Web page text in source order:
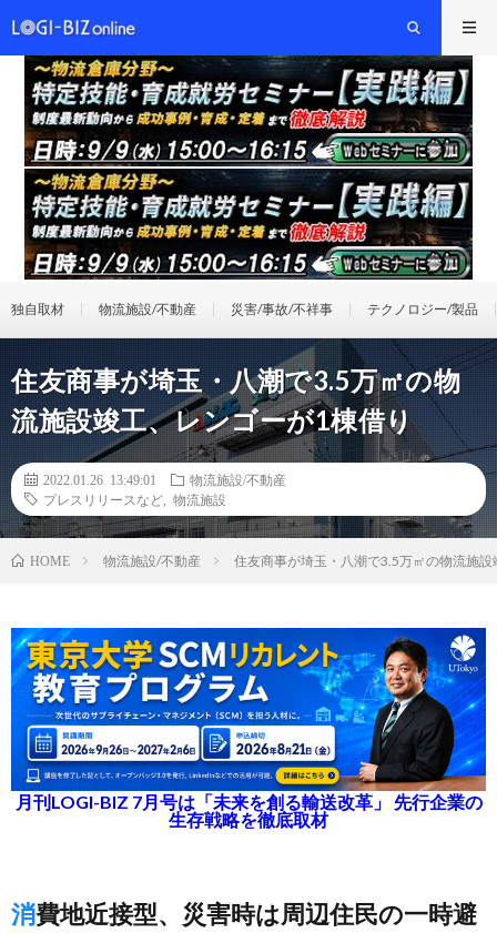
独自取材 物流施設/不動産 災害/事故/不祥事 テクノロジー/製品
住友商事が埼玉・八潮で3.5万㎡の物
流施設竣工、レンゴーが1棟借り
2022.01.26 13:49:01
物流施設/不動産
プレスリリースなど
物流施設
HOME 物流施設/不動産 住友商事が埼玉・八潮で3.5万㎡の物流施
月刊LOGI-BIZ 7月号は「未来を創る輸送改革」 先行企業の
生存戦略を徹底取材
消費地近接型、災害時は周辺住民の一時避